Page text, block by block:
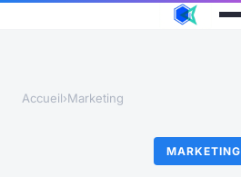
Accueil›Marketing
MARKETING